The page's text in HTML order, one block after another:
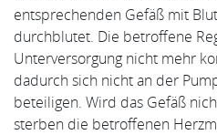
entsprechenden Gefäß mit
durchblutet. Die betroffene
Unterversorgung nicht mehr
dadurch sich nicht an der
beteiligen. Wird das Gefäß
sterben die betroffenen